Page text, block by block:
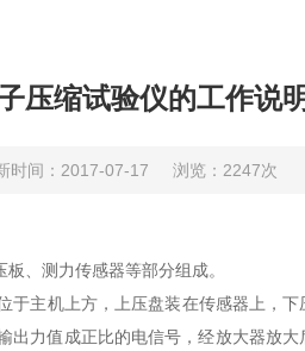
压缩试验仪的工作说明
时间：2017-07-17 浏览：2247次
、测力传感器等部分组成。
主机上方，上压盘装在传感器上，
力值成正比的电信号，经放大器放